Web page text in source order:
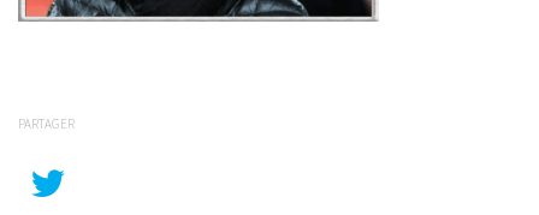
PARTAGER